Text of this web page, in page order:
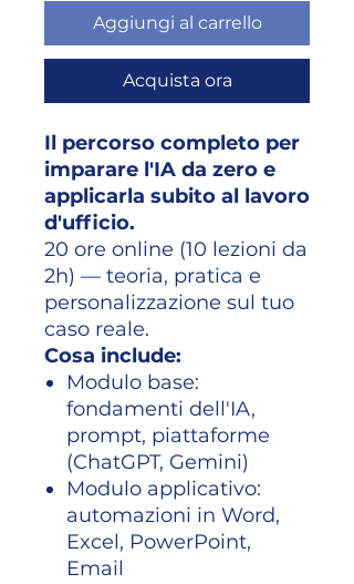
Aggiungi al carrello
Acquista ora
Il percorso completo per
imparare l'IA da zero e
applicarla subito al lavoro
d'ufficio.
20 ore online (10 lezioni da
2h) — teoria, pratica e
personalizzazione sul tuo
caso reale.
Cosa include:
Modulo base:
fondamenti dell'IA,
prompt, piattaforme
(ChatGPT, Gemini)
Modulo applicativo:
automazioni in Word,
Excel, PowerPoint,
Email